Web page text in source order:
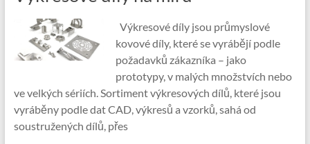
Výkresové díly jsou průmyslové
kovové díly, které se vyrábějí podle
požadavků zákazníka – jako
prototypy, v malých množstvích nebo
ve velkých sériích. Sortiment výkresových dílů, které jsou
vyráběny podle dat CAD, výkresů a vzorků, sahá od
soustružených dílů, přes